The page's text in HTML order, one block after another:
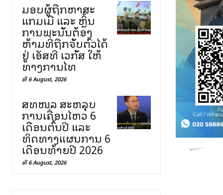
ມອບຜູ້ຖືກຫາສະ
ແກມເມີ ແລະ ຫຼິ້ນ
ການພະນັນຕ້ອງ
ຫ້າມທີ່ຖືກຈັບຕົວໄດ້
ຢູ່ ເອັສທີ ເວກັສ ໃຫ້
ທາງການໄທ
ທີ 6 August, 2026
ສທໜລ ສະຫລຸບ
ການເຄື່ອນໄຫວ 6
ເດືອນຕົ້ນປີ ແລະ
ທິດທາງແຜນການ 6
ເດືອນທ້າຍປີ 2026
ທີ 6 August, 2026